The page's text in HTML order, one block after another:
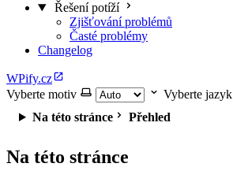
Řešení potíží
Zjišťování problémů
Časté problémy
Changelog
WPify.cz
Vyberte motiv
Vyberte jazyk
Na této stránce
Přehled
Na této stránce